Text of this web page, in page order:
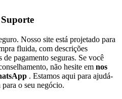
Nosso site está projetado para
fluida, com descrições
de pagamento seguras. Se você
não hesite em nos
. Estamos aqui para ajudá-
o seu negócio.